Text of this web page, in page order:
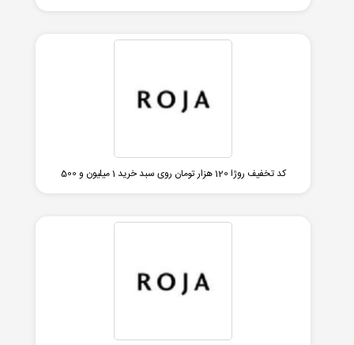
کد تخفیف روژا 120 هزار تومان روی سبد خرید 1 میلیون و 500